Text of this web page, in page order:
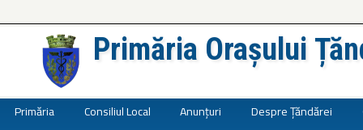
Primăria Orașului
Primăria Consiliul Local Anunțuri Despre Țăndărei